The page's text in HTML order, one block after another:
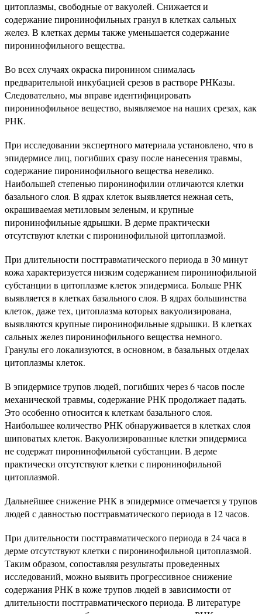
цитоплазмы, свободные от вакуолей. Снижается и
содержание пиронинофильных гранул в клетках сальных
желез. В клетках дермы также уменьшается содержание
пиронинофильного вещества.
Во всех случаях окраска пиронином снималась
предварительной инкубацией срезов в растворе РНКазы.
Следовательно, мы вправе идентифицировать
пиронинофильное вещество, выявляемое на наших срезах, как
РНК.
При исследовании экспертного материала установлено, что в
эпидермисе лиц, погибших сразу после нанесения травмы,
содержание пиронинофильного вещества невелико.
Наибольшей степенью пиронинофилии отличаются клетки
базального слоя. В ядрах клеток выявляется нежная сеть,
окрашиваемая метиловым зеленым, и крупные
пиронинофильные ядрышки. В дерме практически
отсутствуют клетки с пиронинофильной цитоплазмой.
При длительности посттравматического периода в 30 минут
кожа характеризуется низким содержанием пиронинофильной
субстанции в цитоплазме клеток эпидермиса. Больше РНК
выявляется в клетках базального слоя. В ядрах большинства
клеток, даже тех, цитоплазма которых вакуолизирована,
выявляются крупные пиронинофильные ядрышки. В клетках
сальных желез пиронинофильного вещества немного.
Гранулы его локализуются, в основном, в базальных отделах
цитоплазмы клеток.
В эпидермисе трупов людей, погибших через 6 часов после
механической травмы, содержание РНК продолжает падать.
Это особенно относится к клеткам базального слоя.
Наибольшее количество РНК обнаруживается в клетках слоя
шиповатых клеток. Вакуолизированные клетки эпидермиса
не содержат пиронинофильной субстанции. В дерме
практически отсутствуют клетки с пиронинофильной
цитоплазмой.
Дальнейшее снижение РНК в эпидермисе отмечается у трупов
людей с давностью посттравматического периода в 12 часов.
При длительности посттравматического периода в 24 часа в
дерме отсутствуют клетки с пиронинофильной цитоплазмой.
Таким образом, сопоставляя результаты проведенных
исследований, можно выявить прогрессивное снижение
содержания РНК в коже трупов людей в зависимости от
длительности посттравматического периода. В литературе